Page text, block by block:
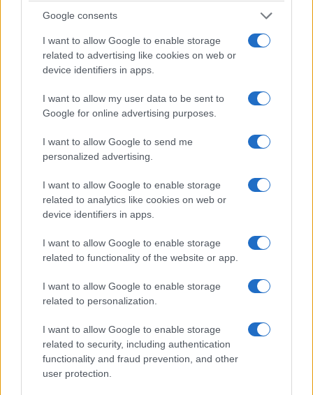
Google consents
I want to allow Google to enable storage
related to advertising like cookies on web or
device identifiers in apps.
I want to allow my user data to be sent to
Google for online advertising purposes.
I want to allow Google to send me
personalized advertising.
I want to allow Google to enable storage
related to analytics like cookies on web or
device identifiers in apps.
I want to allow Google to enable storage
related to functionality of the website or app.
I want to allow Google to enable storage
related to personalization.
I want to allow Google to enable storage
related to security, including authentication
functionality and fraud prevention, and other
user protection.